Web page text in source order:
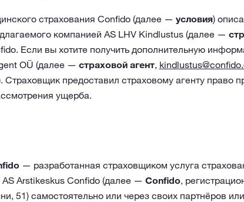
страхования Confido (далее — условия)
компанией AS LHV Kindlustus (далее —
Если вы хотите получить дополнительную
OÜ (далее — страховой агент,
Страховщик предоставил страховому агенту право
ущерба.
— разработанная страховщиком услуга
AS Arstikeskus Confido (далее — Confido,
51) самостоятельно или через своих партнёров